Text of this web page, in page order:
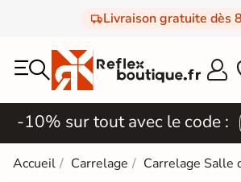
Livraison gratuite dès

-10% sur tout avec le code :
Accueil Carrelage Carrelage Salle